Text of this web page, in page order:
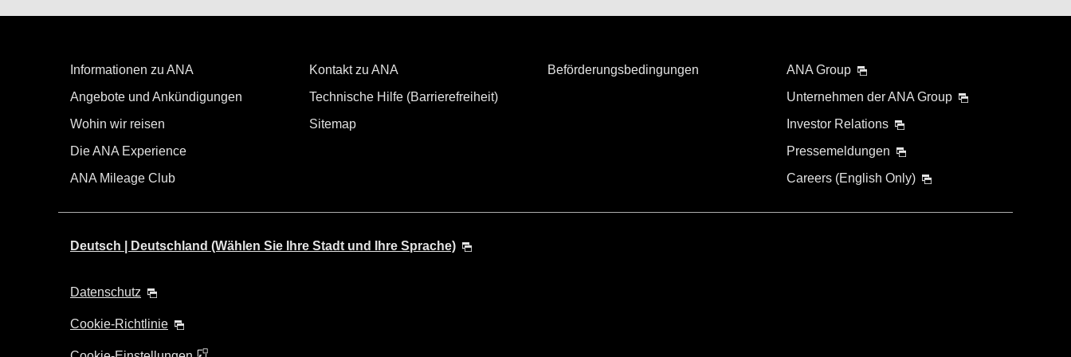
+/- 3 Tage flexibel
・Der angezeigte Preis und die Sitzplatzverfügbarkeit sind möglicherweise nicht aktuell. Verwenden Sie die Schaltfläche [Suchen], um die aktuelle Sitzplatzverfügbarkeit zu prüfen.
・Städte/Daten ohne bestätigten Preis werden mit Sternchen (*) gekennzeichnet. Prüfen Sie die aktuellsten Informationen über die Ansicht „Sitzplatzverfügbarkeit“.
・Der Nettopreis,Kerosinzuschlag Sicherheitszuschlagsowie andere anfallende Flughafensteuern und Gebühren sind im angezeigten Betrag enthalten. Der Betrag wird zum Zeitpunkt der
・Für Städte mit mehreren Flughäfen werden unter Umständen Sonderangebote für Tarife zwischen mehreren Flughäfen angezeigt.
Suchen
Informationen zu ANA
Angebote und Ankündigungen
Wohin wir reisen
Die ANA Experience
ANA Mileage Club
Kontakt zu ANA
Technische Hilfe (Barrierefreiheit)
Sitemap
Beförderungsbedingungen
ANA Group
Unternehmen der ANA Group
Investor Relations
Pressemeldungen
Careers (English Only)
Deutsch | Deutschland (Wählen Sie Ihre Stadt und Ihre Sprache)
Datenschutz
Cookie-Richtlinie